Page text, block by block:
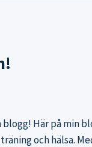
Här på min
och hälsa.